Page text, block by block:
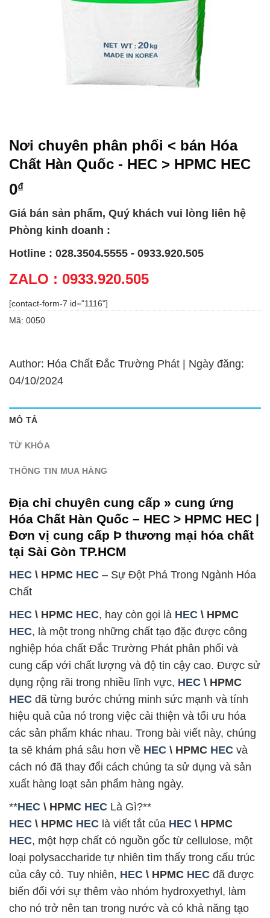
Nơi chuyên phân phối < bán Hóa
Chất Hàn Quốc - HEC > HPMC HEC
0₫
Giá bán sản phẩm, Quý khách vui lòng liên hệ
Phòng kinh doanh :
Hotline : 028.3504.5555 - 0933.920.505
ZALO : 0933.920.505
[contact-form-7 id="1116"]
Mã: 0050
Author: Hóa Chất Đắc Trường Phát | Ngày đăng:
04/10/2024
MÔ TẢ
TỪ KHÓA
THÔNG TIN MUA HÀNG
Địa chỉ chuyên cung cấp » cung ứng
Hóa Chất Hàn Quốc – HEC > HPMC HEC |
Đơn vị cung cấp Þ thương mại hóa chất
tại Sài Gòn TP.HCM
HEC \ HPMC HEC – Sự Đột Phá Trong Ngành Hóa
Chất
HEC \ HPMC HEC, hay còn gọi là HEC \ HPMC
HEC, là một trong những chất tạo đặc được công
nghiệp hóa chất Đắc Trường Phát phân phối và
cung cấp với chất lượng và độ tin cậy cao. Được sử
dụng rộng rãi trong nhiều lĩnh vực, HEC \ HPMC
HEC đã từng bước chứng minh sức mạnh và tính
hiệu quả của nó trong việc cải thiện và tối ưu hóa
các sản phẩm khác nhau. Trong bài viết này, chúng
ta sẽ khám phá sâu hơn về HEC \ HPMC HEC và
cách nó đã thay đổi cách chúng ta sử dụng và sản
xuất hàng loạt sản phẩm hàng ngày.
**HEC \ HPMC HEC Là Gì?**
HEC \ HPMC HEC là viết tắt của HEC \ HPMC
HEC, một hợp chất có nguồn gốc từ cellulose, một
loại polysaccharide tự nhiên tìm thấy trong cấu trúc
của cây cỏ. Tuy nhiên, HEC \ HPMC HEC đã được
biến đổi với sự thêm vào nhóm hydroxyethyl, làm
cho nó trở nên tan trong nước và có khả năng tạo